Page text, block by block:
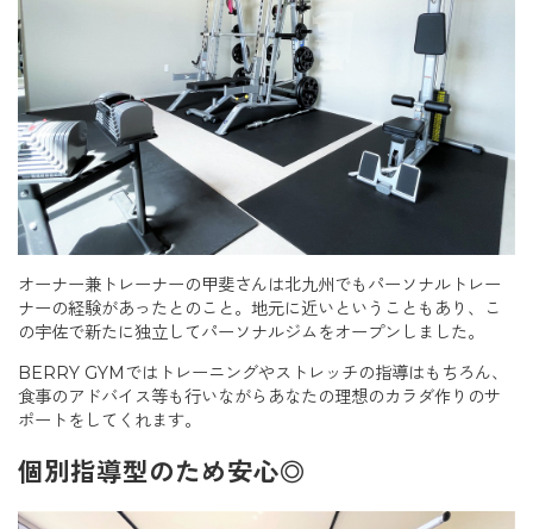
オーナー兼トレーナーの甲斐さんは北九州でもパーソナルトレー
ナーの経験があったとのこと。地元に近いということもあり、こ
の宇佐で新たに独立してパーソナルジムをオープンしました。
BERRY GYMではトレーニングやストレッチの指導はもちろん、
食事のアドバイス等も行いながらあなたの理想のカラダ作りのサ
ポートをしてくれます。
個別指導型のため安心◎